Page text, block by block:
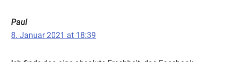
Paul
8. Januar 2021 at 18:39